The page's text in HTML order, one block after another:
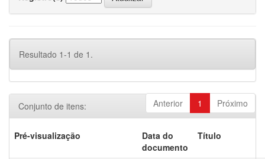
Resultado 1-1 de 1.
Anterior 1 Próximo
Conjunto de itens:
Pré-visualização
Data do
documento
Título